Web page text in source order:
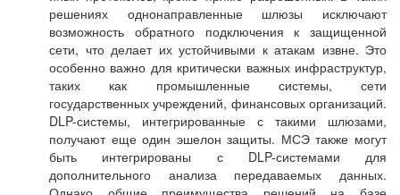
решениях однонаправленные шлюзы исключают
возможность обратного подключения к защищенной
сети, что делает их устойчивыми к атакам извне. Это
особенно важно для критически важных инфраструктур,
таких как промышленные системы, сети
государственных учреждений, финансовых организаций.
DLP-системы, интегрированные с такими шлюзами,
получают еще один эшелон защиты. МСЭ также могут
быть интегрированы с DLP-системами для
дополнительного анализа передаваемых данных.